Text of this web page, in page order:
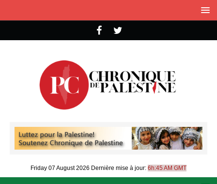
Friday 07 August 2026 Dernière mise à jour: 6h:45 AM GMT